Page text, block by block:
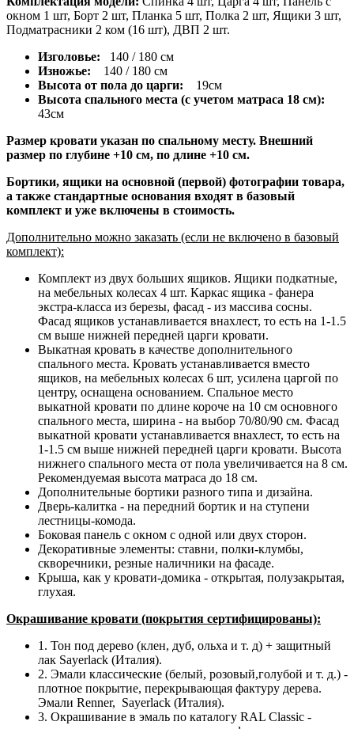
окном 1 шт, Борт 2 шт, Планка 5 шт, Полка 2 шт, Ящики 3 шт,
Подматрасники 2 ком (16 шт), ДВП 2 шт.
Изголовье:
140 / 180 см
Изножье: 140 / 180 см
Высота от пола до царги: 19см
Высота спального места (с учетом матраса 18 см):
43см
Размер кровати указан по спальному месту. Внешний
размер по глубине +10 см, по длине +10 см.
Бортики, ящики на основной (первой) фотографии товара,
а также стандартные основания входят в базовый
комплект и уже включены в стоимость.
Дополнительно можно заказать (если не включено в базовый
комплект):
Комплект из двух больших ящиков. Ящики подкатные,
на мебельных колесах 4 шт. Каркас ящика - фанера
экстра-класса из березы, фасад - из массива сосны.
Фасад ящиков устанавливается внахлест, то есть на 1-1.5
см выше нижней передней царги кровати.
Выкатная кровать в качестве дополнительного
спального места. Кровать устанавливается вместо
ящиков, на мебельных колесах 6 шт, усилена царгой по
центру, оснащена основанием. Спальное место
выкатной кровати по длине короче на 10 см основного
спального места, ширина - на выбор 70/80/90 см. Фасад
выкатной кровати устанавливается внахлест, то есть на
1-1.5 см выше нижней передней царги кровати. Высота
нижнего спального места от пола увеличивается на 8 см.
Рекомендуемая высота матраса до 18 см.
Дополнительные бортики разного типа и дизайна.
Дверь-калитка - на передний бортик и на ступени
лестницы-комода.
Боковая панель с окном с одной или двух сторон.
Декоративные элементы: ставни, полки-клумбы,
скворечники, резные наличники на фасаде.
Крыша, как у кровати-домика - открытая, полузакрытая,
глухая.
Окрашивание кровати (покрытия сертифицированы):
1. Тон под дерево (клен, дуб, ольха и т. д) + защитный
лак Sayerlack (Италия).
2. Эмали классические (белый, розовый,голубой и т. д.) -
плотное покрытие, перекрывающая фактуру дерева.
Эмали Renner, Sayerlack (Италия).
3. Окрашивание в эмаль по каталогу RAL Classic -